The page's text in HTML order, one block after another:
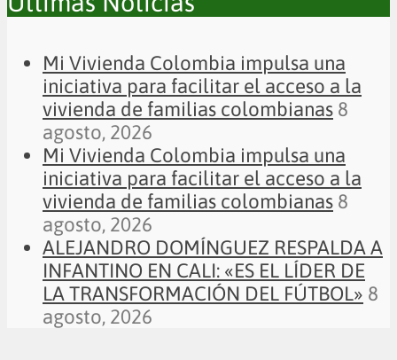
Mi Vivienda Colombia impulsa una
iniciativa para facilitar el acceso a la
vivienda de familias colombianas 8
agosto, 2026
Mi Vivienda Colombia impulsa una
iniciativa para facilitar el acceso a la
vivienda de familias colombianas 8
agosto, 2026
ALEJANDRO DOMÍNGUEZ RESPALDA A
INFANTINO EN CALI: «ES EL LÍDER DE
LA TRANSFORMACIÓN DEL FÚTBOL» 8
agosto, 2026